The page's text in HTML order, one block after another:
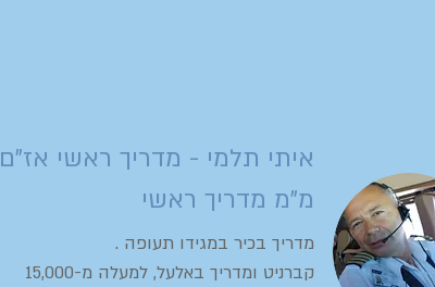
איתי תלמי - מדריך ראשי אז"ם
מ"מ מדריך ראשי
מדריך בכיר במגידו תעופה .
קברניט ומדריך באלעל, למעלה מ-15,000